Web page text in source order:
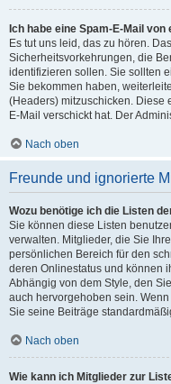
Ich habe eine Spam-E-Mail
Es tut uns leid, das zu hören.
Sicherheitsvorkehrungen, die
identifizieren sollen. Sie sollten
Sie bekommen haben,
(Headers) mitzuschicken. Diese
E-Mail verschickt hat. Der
Nach oben
Freunde und ignorierte
Wozu benötige ich die Listen
Sie können diese Listen
verwalten. Mitglieder, die Sie
persönlichen Bereich für den
deren Onlinestatus und können
Abhängig von dem Style, den
auch hervorgehoben sein.
Sie seine Beiträge
Nach oben
Wie kann ich Mitglieder zur